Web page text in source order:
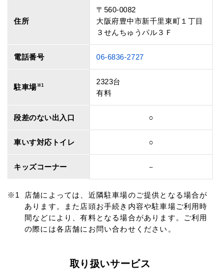
住所
〒560-0082
大阪府豊中市新千里東町１丁目
３せんちゅうパル３Ｆ
電話番号 06-6836-2727
駐車場※1
2323台
有料
段差のない出入口 ○
車いす対応トイレ ○
キッズコーナー －
店舗によっては、近隣駐車場のご提供となる場合が
あります。また店頭お手続き内容や駐車場ご利用時
間などにより、有料となる場合があります。ご利用
の際には各店舗にお問い合わせください。
取り扱いサービス